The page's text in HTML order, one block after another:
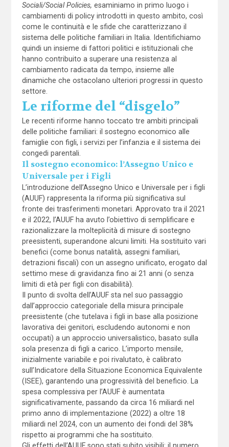
Sociali/Social Policies, esaminiamo in primo luogo i
cambiamenti di policy introdotti in questo ambito, così
come le continuità e le sfide che caratterizzano il
sistema delle politiche familiari in Italia. Identifichiamo
quindi un insieme di fattori politici e istituzionali che
hanno contribuito a superare una resistenza al
cambiamento radicata da tempo, insieme alle
dinamiche che ostacolano ulteriori progressi in questo
settore.
Le riforme del “disgelo”
Le recenti riforme hanno toccato tre ambiti principali
delle politiche familiari: il sostegno economico alle
famiglie con figli, i servizi per l’infanzia e il sistema dei
congedi parentali.
Il sostegno economico: l’Assegno Unico e
Universale per i Figli
L’introduzione dell’Assegno Unico e Universale per i figli
(AUUF) rappresenta la riforma più significativa sul
fronte dei trasferimenti monetari. Approvato tra il 2021
e il 2022, l’AUUF ha avuto l’obiettivo di semplificare e
razionalizzare la molteplicità di misure di sostegno
preesistenti, superandone alcuni limiti. Ha sostituito vari
benefici (come bonus natalità, assegni familiari,
detrazioni fiscali) con un assegno unificato, erogato dal
settimo mese di gravidanza fino ai 21 anni (o senza
limiti di età per figli con disabilità).
Il punto di svolta dell’AUUF sta nel suo passaggio
dall’approccio categoriale della misura principale
preesistente (che tutelava i figli in base alla posizione
lavorativa dei genitori, escludendo autonomi e non
occupati) a un approccio universalistico, basato sulla
sola presenza di figli a carico. L’importo mensile,
inizialmente variabile e poi rivalutato, è calibrato
sull’Indicatore della Situazione Economica Equivalente
(ISEE), garantendo una progressività del beneficio. La
spesa complessiva per l’AUUF è aumentata
significativamente, passando da circa 16 miliardi nel
primo anno di implementazione (2022) a oltre 18
miliardi nel 2024, con un aumento dei fondi del 38%
rispetto ai programmi che ha sostituito.